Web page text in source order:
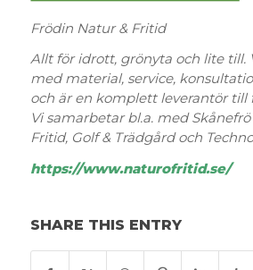
Frödin Natur & Fritid
Allt för idrott, grönyta och lite till.
med material, service,
och är en komplett leverantör till
Vi samarbetar bl.a. med Skånefrö
Fritid, Golf & Trädgård och
https://www.naturofritid.se/
SHARE THIS ENTRY